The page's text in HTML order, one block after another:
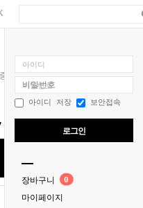
아이디
비밀번호
아이디 저장
보안접속
로그인
장바구니 0
마이페이지
KV-103,KV-500N,SC-103W용
500N,SC-103W